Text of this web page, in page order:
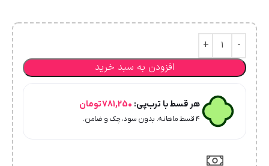
افزودن به سبد خرید
هر قسط با ترب‌پی: 781,250تومان
۴ قسط ماهانه. بدون سود، چک و ضامن.